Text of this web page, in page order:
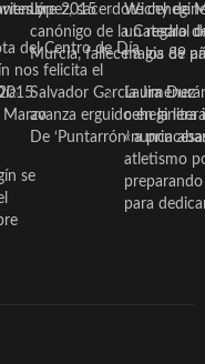
y
Marzo
se
2015
del Centro de Día
nos felicita el
López, sacerdote
canónigo de la Catedral
Murcia, fallece a los 89
Salvador García Jiménez
avanza erguido en la
De ‘Puntarrón’ a
Wichy de
un regalo
magia de
Laura
ceheginera
«nunca
atletismo
para